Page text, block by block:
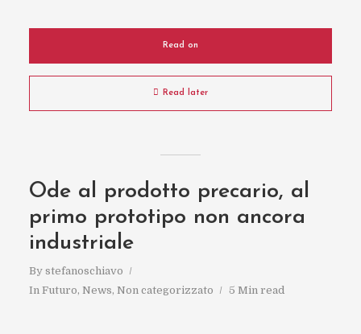
Read on
Read later
Ode al prodotto precario, al
primo prototipo non ancora
industriale
By stefanoschiavo
In Futuro, News, Non categorizzato 5 Min read